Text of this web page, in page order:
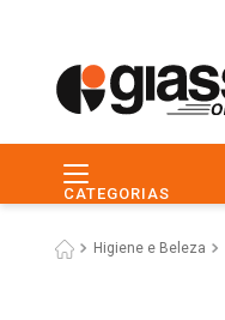
CATEGORIAS
Higiene e Beleza